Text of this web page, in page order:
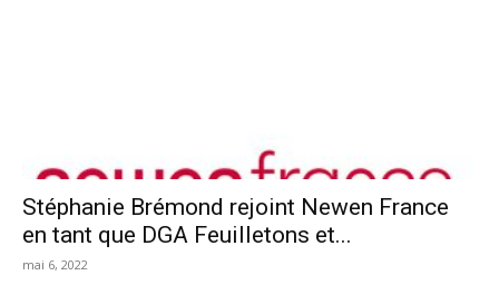
Stéphanie Brémond rejoint Newen France
en tant que DGA Feuilletons et...
mai 6, 2022